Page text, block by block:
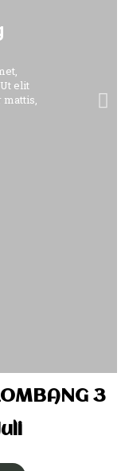
elit
mattis,
3